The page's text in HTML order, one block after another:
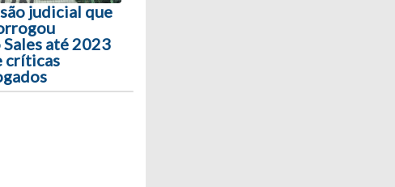
judicial que
até 2023
críticas